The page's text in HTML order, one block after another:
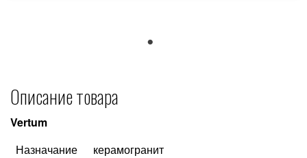
Описание товара
Vertum
Назначание
керамогранит